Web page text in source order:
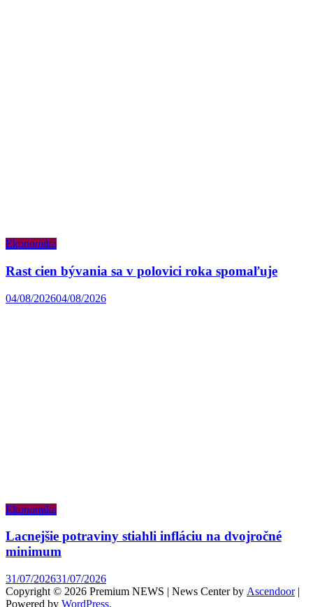
Ekonomika
Rast cien bývania sa v polovici roka spomaľuje
04/08/202604/08/2026
Ekonomika
Lacnejšie potraviny stiahli infláciu na dvojročné
minimum
31/07/202631/07/2026
Copyright © 2026 Premium NEWS | News Center by Ascendoor|
Powered by WordPress.